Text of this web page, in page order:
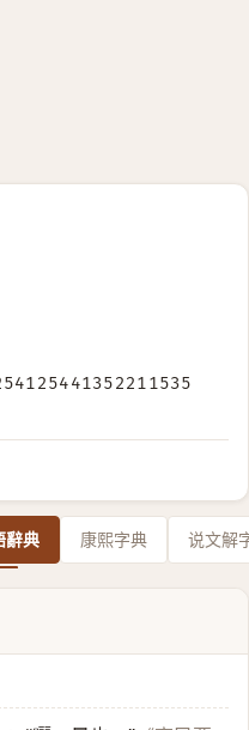
辭典 康熙字典 说文解